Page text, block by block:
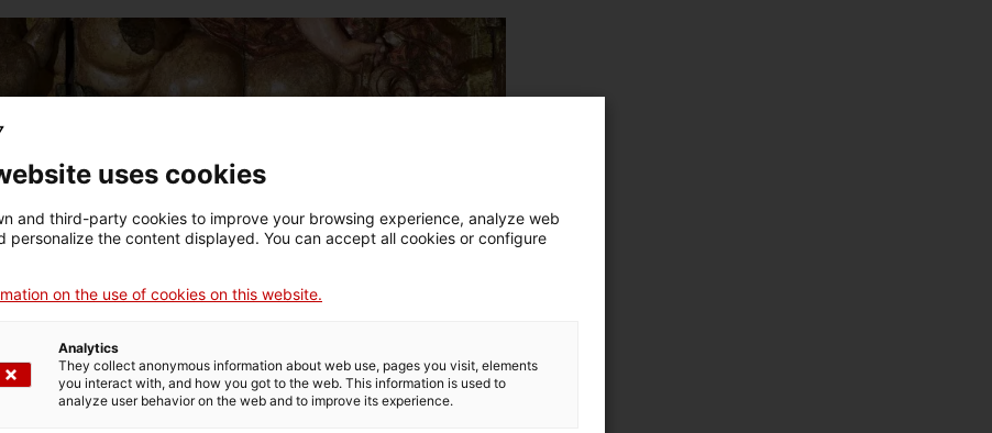
uses cookies
and third-party cookies to improve your browsing experience, analyze web
personalize the content displayed. You can accept all cookies or configure
on the use of cookies on this website.
Analytics
They collect anonymous information about web use, pages you visit, elements
you interact with, and how you got to the web. This information is used to
analyze user behavior on the web and to improve its experience.